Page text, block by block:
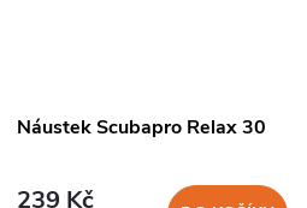
Náustek Scubapro Relax 30
239 Kč